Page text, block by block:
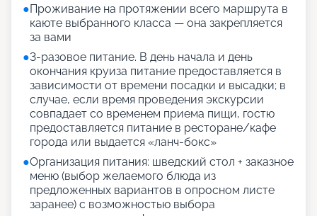
●Проживание на протяжении всего маршрута в
каюте выбранного класса — она закрепляется
за вами
●3-разовое питание. В день начала и день
окончания круиза питание предоставляется в
зависимости от времени посадки и высадки; в
случае, если время проведения экскурсии
совпадает со временем приема пищи, гостю
предоставляется питание в ресторане/кафе
города или выдается «ланч-бокс»
●Организация питания: шведский стол + заказное
меню (выбор желаемого блюда из
предложенных вариантов в опросном листе
заранее) с возможностью выбора